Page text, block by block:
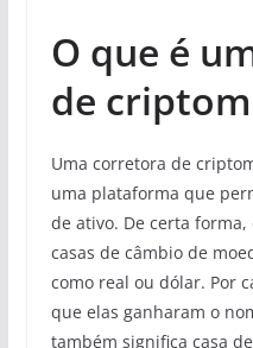
O que é
de
Uma corretora de
uma plataforma que
de ativo. De certa
casas de câmbio de
como real ou dólar. Por
que elas ganharam o
também significa casa